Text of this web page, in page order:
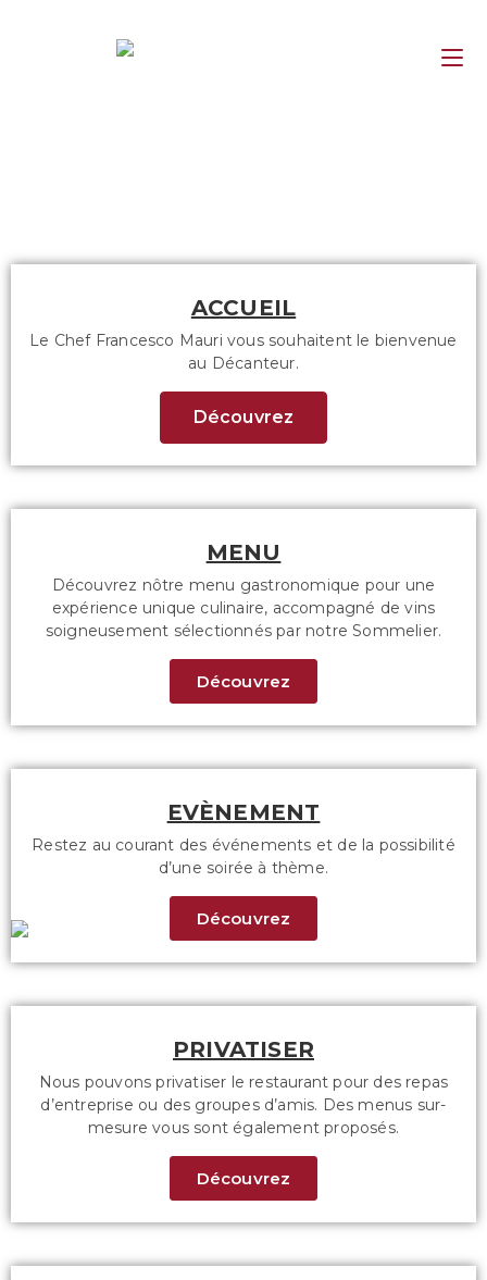
ACCUEIL
Le Chef Francesco Mauri vous souhaitent le bienvenue
au Décanteur.
Découvrez
MENU
Découvrez nôtre menu gastronomique pour une
expérience unique culinaire, accompagné de vins
soigneusement sélectionnés par notre Sommelier.
Découvrez
EVÈNEMENT
Restez au courant des événements et de la possibilité
d’une soirée à thème.
Découvrez
PRIVATISER
Nous pouvons privatiser le restaurant pour des repas
d’entreprise ou des groupes d’amis. Des menus sur-
mesure vous sont également proposés.
Découvrez